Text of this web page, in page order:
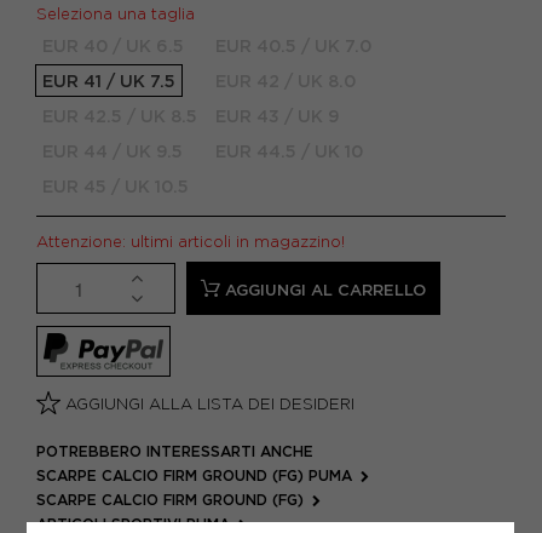
Seleziona una taglia
EUR 41 / UK 7.5
Attenzione: ultimi articoli in magazzino!
AGGIUNGI AL CARRELLO
AGGIUNGI ALLA LISTA DEI DESIDERI
POTREBBERO INTERESSARTI ANCHE
SCARPE CALCIO FIRM GROUND (FG) PUMA
SCARPE CALCIO FIRM GROUND (FG)
ARTICOLI SPORTIVI PUMA